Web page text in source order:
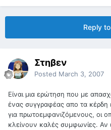
Reply
Στηβεν
Posted March 3, 2007
Είναι μια ερώτηση που με
ένας συγγραφέας απο τα κέρδη
για πρωτοεμφανιζόμενους, οι
κλείνουν καλές συμφωνίες. Αν